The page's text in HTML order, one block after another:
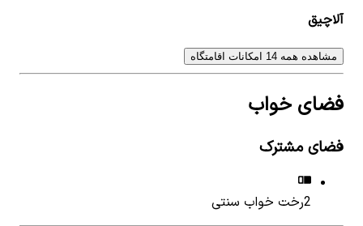
آلاچیق
مشاهده همه 14 امکانات اقامتگاه
فضای خواب
فضای مشترک
2رخت خواب سنتی